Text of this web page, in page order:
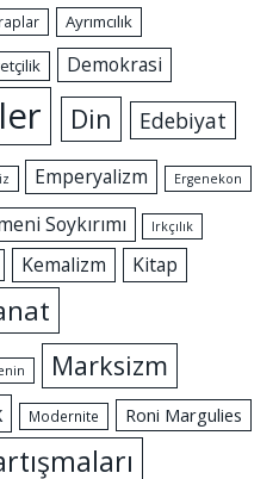
Ayrımcılık
Demokrasi
Din Edebiyat
Emperyalizm Ergenekon
Soykırımı Irkçılık
Kemalizm Kitap
Marksizm
Modernite Roni Margulies